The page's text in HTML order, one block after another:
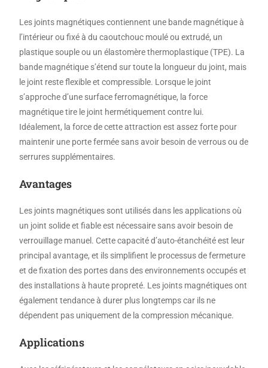
Les joints magnétiques contiennent une bande magnétique à
l’intérieur ou fixé à du caoutchouc moulé ou extrudé, un
plastique souple ou un élastomère thermoplastique (TPE). La
bande magnétique s’étend sur toute la longueur du joint, mais
le joint reste flexible et compressible. Lorsque le joint
s’approche d’une surface ferromagnétique, la force
magnétique tire le joint hermétiquement contre lui.
Idéalement, la force de cette attraction est assez forte pour
maintenir une porte fermée sans avoir besoin de verrous ou de
serrures supplémentaires.
Avantages
Les joints magnétiques sont utilisés dans les applications où
un joint solide et fiable est nécessaire sans avoir besoin de
verrouillage manuel. Cette capacité d’auto-étanchéité est leur
principal avantage, et ils simplifient le processus de fermeture
et de fixation des portes dans des environnements occupés et
des installations à haute propreté. Les joints magnétiques ont
également tendance à durer plus longtemps car ils ne
dépendent pas uniquement de la compression mécanique.
Applications